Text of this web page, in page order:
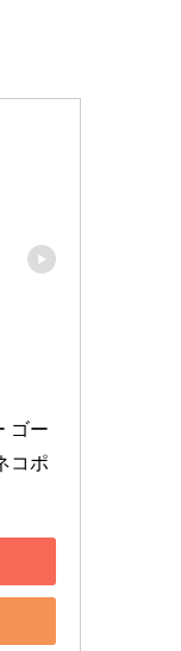
ゴー
コポ